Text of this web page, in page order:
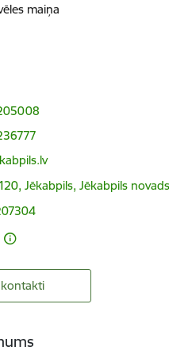
maiņa
Jēkabpils, Jēkabpils